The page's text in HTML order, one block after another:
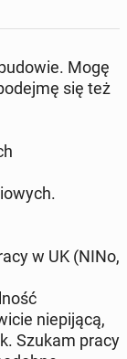
Mogę
się też
w UK (NINo,
niepijącą,
Szukam pracy